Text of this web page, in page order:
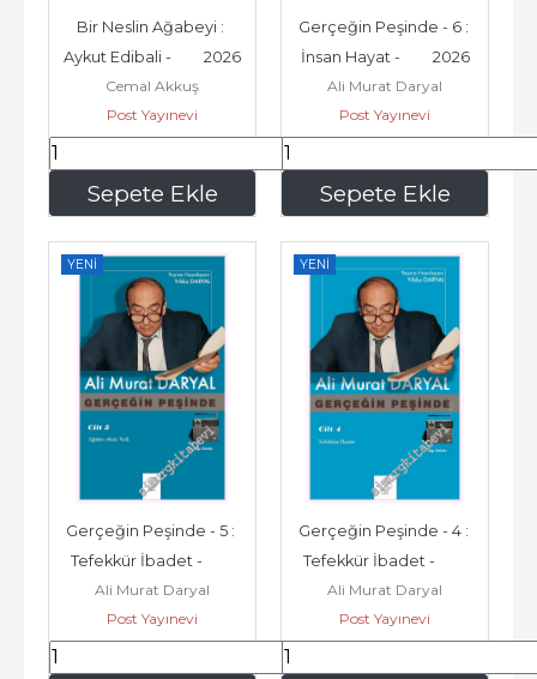
Sepete Ekle
Bir Neslin Ağabeyi :
Aykut Edibali -         2026
Cemal Akkuş
Post Yayınevi
840,00 Sepete Ekle
Gerçeğin Peşinde - 6 :
İnsan Hayat -         2026
Ali Murat Daryal
Post Yayınevi
420,00
YENI
Gerçeğin Peşinde - 5 :
Tefekkür İbadet -
2026
Ali Murat Daryal
Post Yayınevi
YENI
Gerçeğin Peşinde - 4 :
Tefekkür İbadet -
2026
Ali Murat Daryal
Post Yayınevi